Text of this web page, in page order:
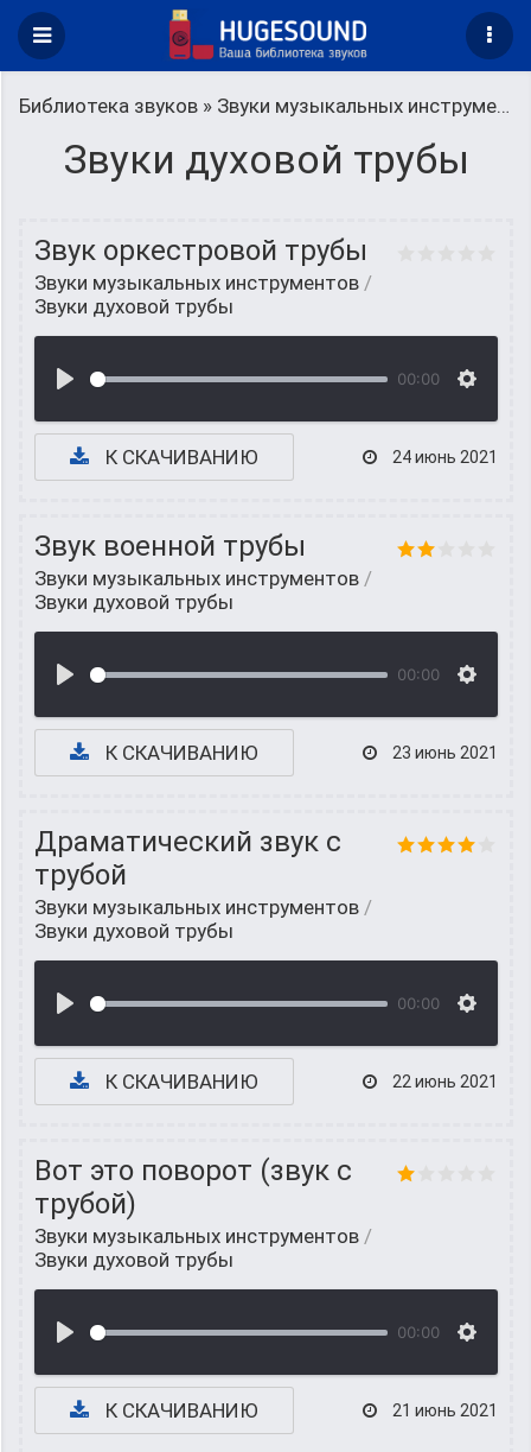
Библиотека звуков » Звуки музыкальных инструментов
Звуки духовой трубы
Звук оркестровой трубы
Звуки музыкальных инструментов /
Звуки духовой трубы
00:00
К СКАЧИВАНИЮ 24 июнь 2021
Звук военной трубы
Звуки музыкальных инструментов /
Звуки духовой трубы
00:00
К СКАЧИВАНИЮ 23 июнь 2021
Драматический звук с
трубой
Звуки музыкальных инструментов /
Звуки духовой трубы
00:00
К СКАЧИВАНИЮ 22 июнь 2021
Вот это поворот (звук с
трубой)
Звуки музыкальных инструментов /
Звуки духовой трубы
00:00
К СКАЧИВАНИЮ 21 июнь 2021